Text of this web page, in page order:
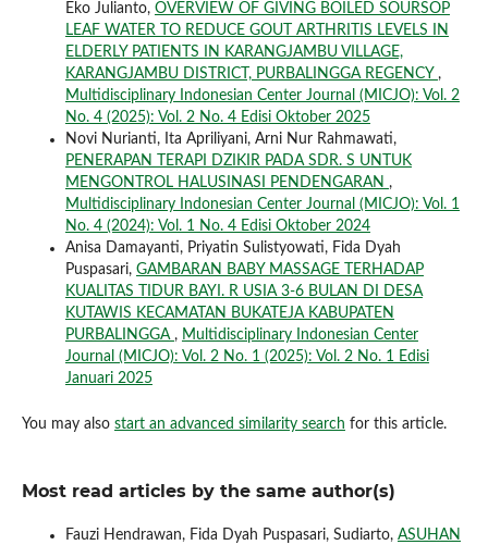
Eko Julianto, OVERVIEW OF GIVING BOILED SOURSOP
LEAF WATER TO REDUCE GOUT ARTHRITIS LEVELS IN
ELDERLY PATIENTS IN KARANGJAMBU VILLAGE,
KARANGJAMBU DISTRICT, PURBALINGGA REGENCY ,
Multidisciplinary Indonesian Center Journal (MICJO): Vol. 2
No. 4 (2025): Vol. 2 No. 4 Edisi Oktober 2025
Novi Nurianti, Ita Apriliyani, Arni Nur Rahmawati,
PENERAPAN TERAPI DZIKIR PADA SDR. S UNTUK
MENGONTROL HALUSINASI PENDENGARAN ,
Multidisciplinary Indonesian Center Journal (MICJO): Vol. 1
No. 4 (2024): Vol. 1 No. 4 Edisi Oktober 2024
Anisa Damayanti, Priyatin Sulistyowati, Fida Dyah
Puspasari, GAMBARAN BABY MASSAGE TERHADAP
KUALITAS TIDUR BAYI. R USIA 3-6 BULAN DI DESA
KUTAWIS KECAMATAN BUKATEJA KABUPATEN
PURBALINGGA , Multidisciplinary Indonesian Center
Journal (MICJO): Vol. 2 No. 1 (2025): Vol. 2 No. 1 Edisi
Januari 2025
You may also start an advanced similarity search for this article.
Most read articles by the same author(s)
Fauzi Hendrawan, Fida Dyah Puspasari, Sudiarto, ASUHAN